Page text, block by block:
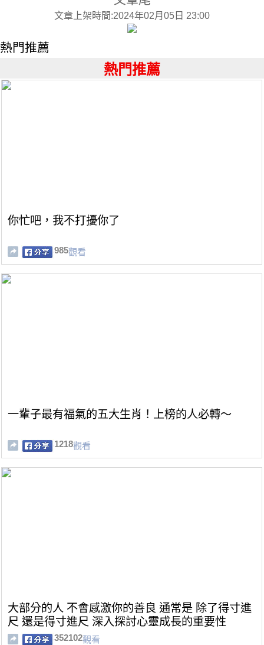
文章上架時間:2024年02月05日 23:00
熱門推薦
熱門推薦
你忙吧，我不打擾你了
985觀看
一輩子最有福氣的五大生肖！上榜的人必轉～
1218觀看
大部分的人 不會感激你的善良 通常是 除了得寸進
尺 還是得寸進尺 深入探討心靈成長的重要性
352102觀看